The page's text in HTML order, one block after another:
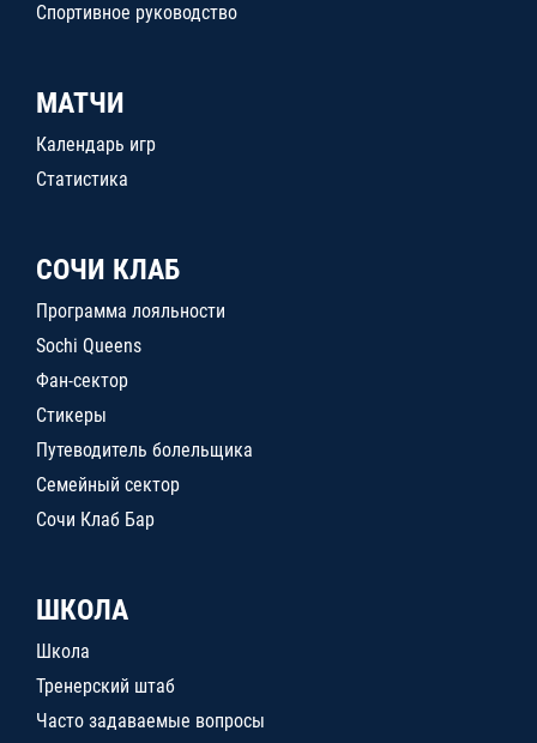
Спортивное руководство
МАТЧИ
Календарь игр
Статистика
СОЧИ КЛАБ
Программа лояльности
Sochi Queens
Фан-сектор
Стикеры
Путеводитель болельщика
Семейный сектор
Сочи Клаб Бар
ШКОЛА
Школа
Тренерский штаб
Часто задаваемые вопросы